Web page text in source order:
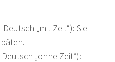
Deutsch „mit Zeit“): Sie
Deutsch „ohne Zeit“):